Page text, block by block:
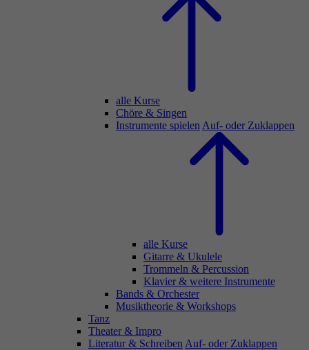
alle Kurse
Chöre & Singen
Instrumente spielen Auf- oder Zuklappen
alle Kurse
Gitarre & Ukulele
Trommeln & Percussion
Klavier & weitere Instrumente
Bands & Orchester
Musiktheorie & Workshops
Tanz
Theater & Impro
Literatur & Schreiben Auf- oder Zuklappen